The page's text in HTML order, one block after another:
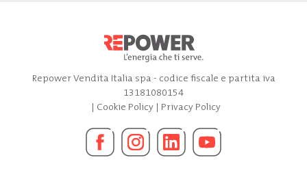
Repower Vendita Italia spa - codice fiscale e partita iva
13181080154
| Cookie Policy| Privacy Policy